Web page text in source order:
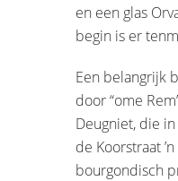
en een glas
begin is er
Een belangrijk
door “ome
Deugniet, die
de Koorstraat
bourgondisch